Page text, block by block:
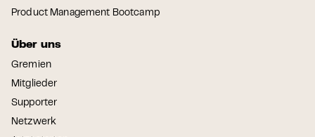
Product Management Bootcamp
Über uns
Gremien
Mitglieder
Supporter
Netzwerk